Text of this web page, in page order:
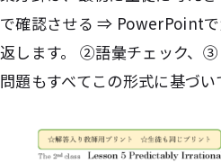
で確認させる ⇒ PowerPointで
返します。 ②語彙チェック、
問題もすべてこの形式に基づい